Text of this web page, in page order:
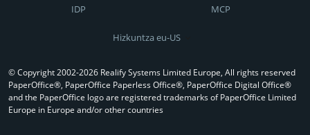
IDP MCP
Hizkuntza eu-US
© Copyright 2002-2026 Realify Systems Limited Europe, All rights reserved
PaperOffice®, PaperOffice Paperless Office®, PaperOffice Digital Office®
and the PaperOffice logo are registered trademarks of PaperOffice Limited
Europe in Europe and/or other countries